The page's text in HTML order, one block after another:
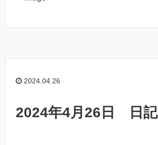
2024.04.26
2024年4月26日 日記